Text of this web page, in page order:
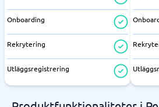
Onboarding
Rekrytering
Utläggsregistrering